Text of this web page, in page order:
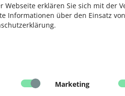
Webseite erklären Sie sich mit der
Informationen über den Einsatz
Marketing